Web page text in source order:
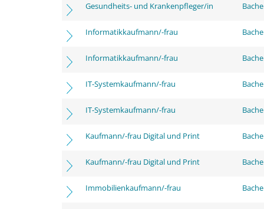
Gesundheits- und Krankenpfleger/in
Informatikkaufmann/-frau
Informatikkaufmann/-frau
IT-Systemkaufmann/-frau
IT-Systemkaufmann/-frau
Kaufmann/-frau Digital und Print
Kaufmann/-frau Digital und Print
Immobilienkaufmann/-frau